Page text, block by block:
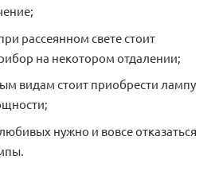
рассеянном свете стоит
на некотором отдалении;
видам стоит приобрести лампу
нужно и вовсе отказаться